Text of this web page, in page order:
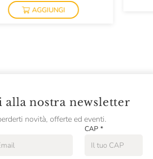
AGGIUNGI
nostra newsletter
novità, offerte ed eventi.
CAP *